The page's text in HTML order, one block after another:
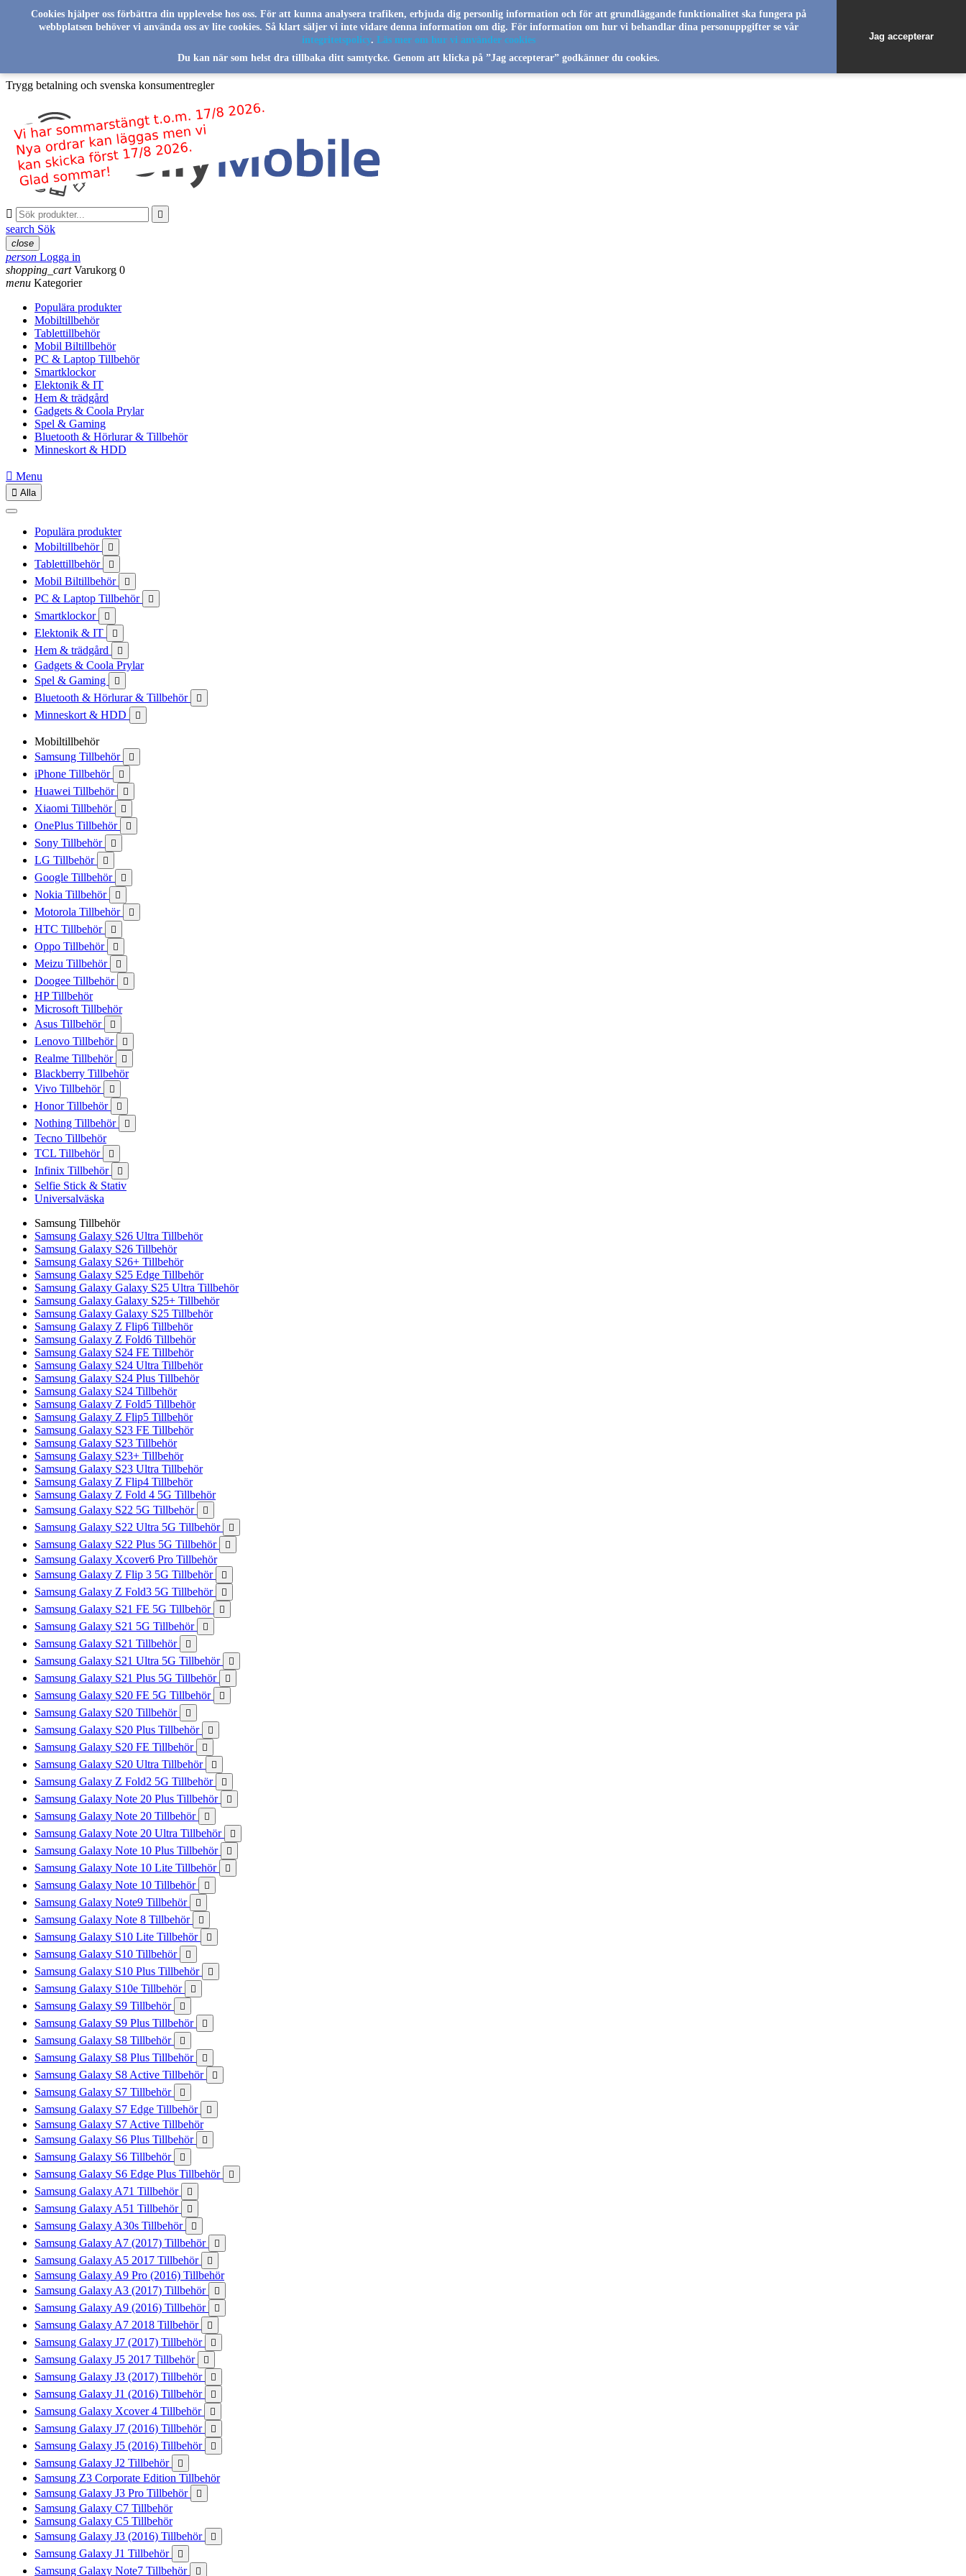
Skip to main content
Svenskt familjeföretag sedan 2016
Trygg betalning och svenska konsumentregler
 
search Sök
close
person Logga in
shopping_cart Varukorg 0
menu Kategorier
Populära produkter
Mobiltillbehör
Tablettillbehör
Mobil Biltillbehör
PC & Laptop Tillbehör
Smartklockor
Elektonik & IT
Hem & trädgård
Gadgets & Coola Prylar
Spel & Gaming
Bluetooth & Hörlurar & Tillbehör
Minneskort & HDD
 Menu
 Alla
Populära produkter
Mobiltillbehör

Tablettillbehör 
Mobil Biltillbehör 
PC & Laptop Tillbehör 
Smartklockor 
Elektonik & IT 
Hem & trädgård 
Gadgets & Coola Prylar
Spel & Gaming

Bluetooth & Hörlurar & Tillbehör 
Minneskort & HDD 
Mobiltillbehör
Samsung Tillbehör

iPhone Tillbehör 
Huawei Tillbehör 
Xiaomi Tillbehör 
OnePlus Tillbehör 
Sony Tillbehör 
LG Tillbehör 
Google Tillbehör 
Nokia Tillbehör 
Motorola Tillbehör 
HTC Tillbehör 
Oppo Tillbehör 
Meizu Tillbehör 
Doogee Tillbehör 
HP Tillbehör
Microsoft Tillbehör
Asus Tillbehör

Lenovo Tillbehör 
Realme Tillbehör 
Blackberry Tillbehör
Vivo Tillbehör

Honor Tillbehör 
Nothing Tillbehör 
Tecno Tillbehör
TCL Tillbehör

Infinix Tillbehör 
Selfie Stick & Stativ
Universalväska
Samsung Tillbehör
Samsung Galaxy S26 Ultra Tillbehör
Samsung Galaxy S26 Tillbehör
Samsung Galaxy S26+ Tillbehör
Samsung Galaxy S25 Edge Tillbehör
Samsung Galaxy Galaxy S25 Ultra Tillbehör
Samsung Galaxy Galaxy S25+ Tillbehör
Samsung Galaxy Galaxy S25 Tillbehör
Samsung Galaxy Z Flip6 Tillbehör
Samsung Galaxy Z Fold6 Tillbehör
Samsung Galaxy S24 FE Tillbehör
Samsung Galaxy S24 Ultra Tillbehör
Samsung Galaxy S24 Plus Tillbehör
Samsung Galaxy S24 Tillbehör
Samsung Galaxy Z Fold5 Tillbehör
Samsung Galaxy Z Flip5 Tillbehör
Samsung Galaxy S23 FE Tillbehör
Samsung Galaxy S23 Tillbehör
Samsung Galaxy S23+ Tillbehör
Samsung Galaxy S23 Ultra Tillbehör
Samsung Galaxy Z Flip4 Tillbehör
Samsung Galaxy Z Fold 4 5G Tillbehör
Samsung Galaxy S22 5G Tillbehör

Samsung Galaxy S22 Ultra 5G Tillbehör 
Samsung Galaxy S22 Plus 5G Tillbehör 
Samsung Galaxy Xcover6 Pro Tillbehör
Samsung Galaxy Z Flip 3 5G Tillbehör

Samsung Galaxy Z Fold3 5G Tillbehör 
Samsung Galaxy S21 FE 5G Tillbehör 
Samsung Galaxy S21 5G Tillbehör 
Samsung Galaxy S21 Tillbehör 
Samsung Galaxy S21 Ultra 5G Tillbehör 
Samsung Galaxy S21 Plus 5G Tillbehör 
Samsung Galaxy S20 FE 5G Tillbehör 
Samsung Galaxy S20 Tillbehör 
Samsung Galaxy S20 Plus Tillbehör 
Samsung Galaxy S20 FE Tillbehör 
Samsung Galaxy S20 Ultra Tillbehör 
Samsung Galaxy Z Fold2 5G Tillbehör 
Samsung Galaxy Note 20 Plus Tillbehör 
Samsung Galaxy Note 20 Tillbehör 
Samsung Galaxy Note 20 Ultra Tillbehör 
Samsung Galaxy Note 10 Plus Tillbehör 
Samsung Galaxy Note 10 Lite Tillbehör 
Samsung Galaxy Note 10 Tillbehör 
Samsung Galaxy Note9 Tillbehör 
Samsung Galaxy Note 8 Tillbehör 
Samsung Galaxy S10 Lite Tillbehör 
Samsung Galaxy S10 Tillbehör 
Samsung Galaxy S10 Plus Tillbehör 
Samsung Galaxy S10e Tillbehör 
Samsung Galaxy S9 Tillbehör 
Samsung Galaxy S9 Plus Tillbehör 
Samsung Galaxy S8 Tillbehör 
Samsung Galaxy S8 Plus Tillbehör 
Samsung Galaxy S8 Active Tillbehör 
Samsung Galaxy S7 Tillbehör 
Samsung Galaxy S7 Edge Tillbehör 
Samsung Galaxy S7 Active Tillbehör
Samsung Galaxy S6 Plus Tillbehör

Samsung Galaxy S6 Tillbehör 
Samsung Galaxy S6 Edge Plus Tillbehör 
Samsung Galaxy A71 Tillbehör 
Samsung Galaxy A51 Tillbehör 
Samsung Galaxy A30s Tillbehör 
Samsung Galaxy A7 (2017) Tillbehör 
Samsung Galaxy A5 2017 Tillbehör 
Samsung Galaxy A9 Pro (2016) Tillbehör
Samsung Galaxy A3 (2017) Tillbehör

Samsung Galaxy A9 (2016) Tillbehör 
Samsung Galaxy A7 2018 Tillbehör 
Samsung Galaxy J7 (2017) Tillbehör 
Samsung Galaxy J5 2017 Tillbehör 
Samsung Galaxy J3 (2017) Tillbehör 
Samsung Galaxy J1 (2016) Tillbehör 
Samsung Galaxy Xcover 4 Tillbehör 
Samsung Galaxy J7 (2016) Tillbehör 
Samsung Galaxy J5 (2016) Tillbehör 
Samsung Galaxy J2 Tillbehör 
Samsung Z3 Corporate Edition Tillbehör
Samsung Galaxy J3 Pro Tillbehör

Samsung Galaxy C7 Tillbehör
Samsung Galaxy C5 Tillbehör
Samsung Galaxy J3 (2016) Tillbehör

Samsung Galaxy J1 Tillbehör 
Samsung Galaxy Note7 Tillbehör 
Cookies hjälper oss förbättra din upplevelse hos oss. För att kunna analysera trafiken, erbjuda dig personlig information och för att grundläggande funktionalitet ska fungera på
webbplatsen behöver vi använda oss av lite cookies. Så klart säljer vi inte vidare denna information om dig. För information om hur vi behandlar dina personuppgifter se vår
integritetspolicy. Läs mer om hur vi använder cookies
Du kan när som helst dra tillbaka ditt samtycke. Genom att klicka på ”Jag accepterar” godkänner du cookies.
Jag accepterar